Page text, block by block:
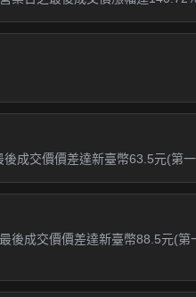
成交價價差達新臺幣63.5元(第
成交價價差達新臺幣88.5元(